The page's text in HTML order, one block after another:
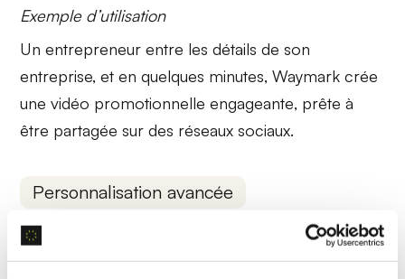
Exemple d’utilisation
Un entrepreneur entre les détails de son
entreprise, et en quelques minutes, Waymark crée
une vidéo promotionnelleengageante, prête à
être partagée sur des réseaux sociaux.
Personnalisation avancée
Permettant l’insertion de
, d’images et de
textes spécifiques, cette fonctionnalité de